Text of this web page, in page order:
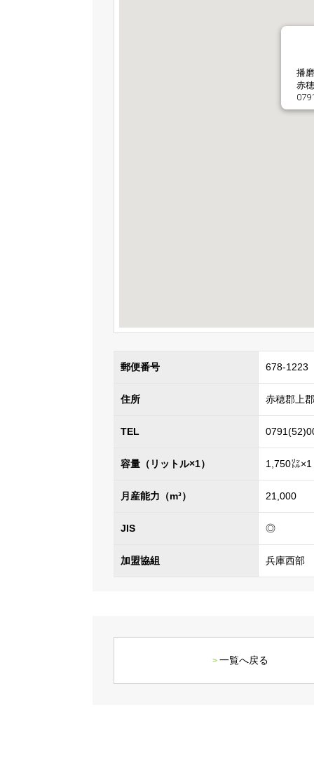
播
赤
郵便番号 678-1223
住所 赤穂郡上
TEL
容量（リットル×1） 1,750㍑×1
月産能力（m³） 21,000
JIS ◎
加盟協組 兵庫西部
一覧へ戻る